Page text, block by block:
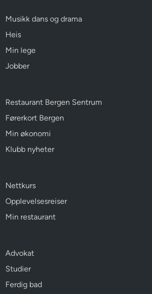
Musikk dans og drama
Heis
Min lege
Jobber
Restaurant Bergen Sentrum
Førerkort Bergen
Min økonomi
Klubb nyheter
Nettkurs
Opplevelsesreiser
Min restaurant
Advokat
Studier
Ferdig bad